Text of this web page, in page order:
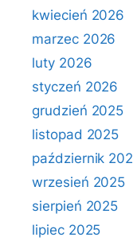
kwiecień 2026
marzec 2026
luty 2026
styczeń 2026
grudzień 2025
listopad 2025
październik
wrzesień 2025
sierpień 2025
lipiec 2025